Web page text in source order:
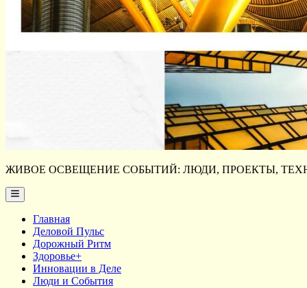
ЖИВОЕ ОСВЕЩЕНИЕ СОБЫТИЙ: ЛЮДИ, ПРОЕКТЫ,
Main
Menu
Главная
Деловой Пульс
Дорожный Ритм
Здоровье+
Инновации в Деле
Люди и События